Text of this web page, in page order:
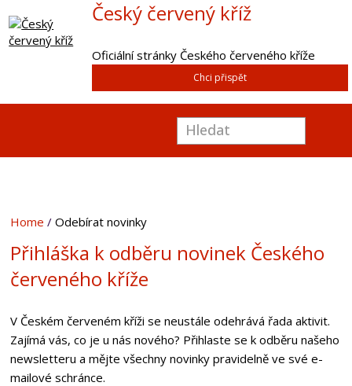
Český červený kříž
Oficiální stránky Českého červeného kříže
Chci přispět
Home Odebírat novinky
Přihláška k odběru novinek Českého
červeného kříže
V Českém červeném kříži se neustále odehrává řada aktivit.
Zajímá vás, co je u nás nového? Přihlaste se k odběru našeho
newsletteru a mějte všechny novinky pravidelně ve své e-
mailové schránce.